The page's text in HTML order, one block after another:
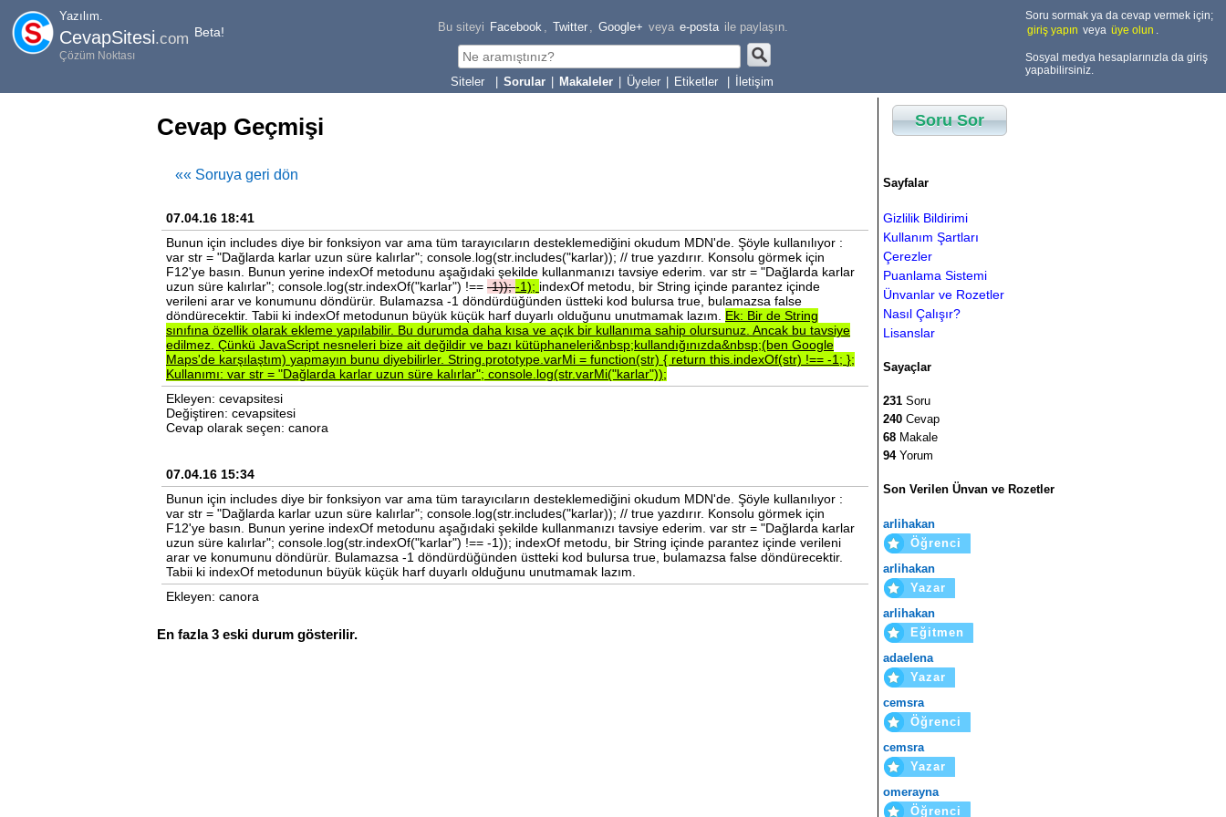
Yazılım.
CevapSitesi.com Beta!
Çözüm Noktası
Bu siteyi Facebook , Twitter , Google+ veya e-posta ile paylaşın.
Sorular Makaleler Üyeler Etiketler İletişim
Soru sormak ya da cevap vermek için;
giriş yapın veya üye olun .
Sosyal medya hesaplarınızla da giriş
yapabilirsiniz.
Cevap Geçmişi
«« Soruya geri dön
07.04.16 18:41
Bunun için includes diye bir fonksiyon var ama tüm tarayıcıların desteklemediğini okudum MDN'de. Şöyle kullanılıyor :
var str = "Dağlarda karlar uzun süre kalırlar"; console.log(str.includes("karlar)); // true yazdırır. Konsolu görmek için
F12'ye basın. Bunun yerine indexOf metodunu aşağıdaki şekilde kullanmanızı tavsiye ederim. var str = "Dağlarda karlar
uzun süre kalırlar"; console.log(str.indexOf("karlar") !== -1));-1); indexOf metodu, bir String içinde parantez içinde
verileni arar ve konumunu döndürür. Bulamazsa -1 döndürdüğünden üstteki kod bulursa true, bulamazsa false
döndürecektir. Tabii ki indexOf metodunun büyük küçük harf duyarlı olduğunu unutmamak lazım. Ek: Bir de String
sınıfına özellik olarak ekleme yapılabilir. Bu durumda daha kısa ve açık bir kullanıma sahip olursunuz. Ancak bu tavsiye
edilmez. Çünkü JavaScript nesneleri bize ait değildir ve bazı kütüphaneleri&nbsp;kullandığınızda&nbsp;(ben Google
Maps'de karşılaştım) yapmayın bunu diyebilirler. String.prototype.varMi = function(str) { return this.indexOf(str) !== -1; };
Kullanımı: var str = "Dağlarda karlar uzun süre kalırlar"; console.log(str.varMi("karlar"));
Ekleyen: cevapsitesi
Değiştiren: cevapsitesi
Cevap olarak seçen: canora
07.04.16 15:34
Bunun için includes diye bir fonksiyon var ama tüm tarayıcıların desteklemediğini okudum MDN'de. Şöyle kullanılıyor :
var str = "Dağlarda karlar uzun süre kalırlar"; console.log(str.includes("karlar)); // true yazdırır. Konsolu görmek için
F12'ye basın. Bunun yerine indexOf metodunu aşağıdaki şekilde kullanmanızı tavsiye ederim. var str = "Dağlarda karlar
uzun süre kalırlar"; console.log(str.indexOf("karlar") !== -1)); indexOf metodu, bir String içinde parantez içinde verileni
arar ve konumunu döndürür. Bulamazsa -1 döndürdüğünden üstteki kod bulursa true, bulamazsa false döndürecektir.
Tabii ki indexOf metodunun büyük küçük harf duyarlı olduğunu unutmamak lazım.
Ekleyen: canora
En fazla 3 eski durum gösterilir.
Soru Sor
Sayfalar
Gizlilik Bildirimi
Kullanım Şartları
Çerezler
Puanlama Sistemi
Ünvanlar ve Rozetler
Nasıl Çalışır?
Lisanslar
Sayaçlar
231 Soru
240 Cevap
68 Makale
94Yorum
Son Verilen Ünvan ve Rozetler
arlihakan
Öğrenci
arlihakan
Yazar
arlihakan
Eğitmen
adaelena
Yazar
cemsra
Öğrenci
cemsra
Yazar
omerayna
Öğrenci